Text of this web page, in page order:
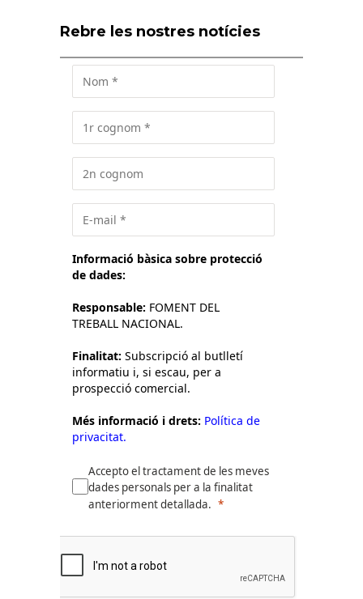
Rebre les nostres notícies
Informació bàsica sobre protecció
de dades:
Responsable: FOMENT DEL
TREBALL NACIONAL.
Finalitat: Subscripció al butlletí
informatiu i, si escau, per a
prospecció comercial.
Més informació i drets: Política de
privacitat.
Accepto el tractament de les meves
dades personals per a la finalitat
anteriorment detallada.